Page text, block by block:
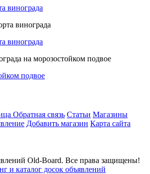
винограда
винограда
подвое
Обратная связь Статьи Магазины
Добавить магазин Карта сайта
Old-Board. Все права защищены!